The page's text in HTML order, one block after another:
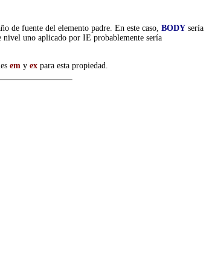
de fuente del elemento padre. En este caso, BODYsería
nivel uno aplicado por IE probablemente sería
em y expara esta propiedad.